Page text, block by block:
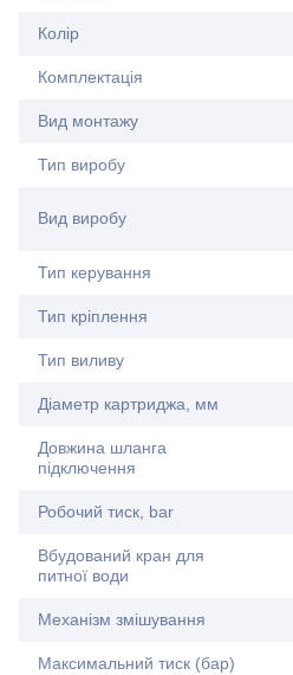
Колір
Комплектація
Вид монтажу
Тип виробу
Вид виробу
Тип керування
Тип кріплення
Тип виливу
Діаметр картриджа, мм
Довжина шланга
підключення
Робочий тиск, bar
Вбудований кран для
питної води
Механізм змішування
Максимальний тиск (бар)